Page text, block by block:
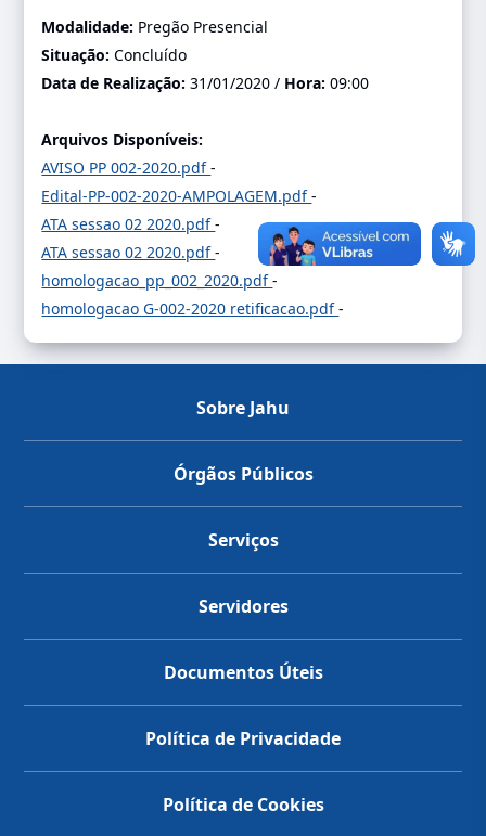
Modalidade: Pregão Presencial
Situação:Concluído
Data de Realização:31/01/2020 / Hora:09:00
Arquivos Disponíveis:
AVISO PP 002-2020.pdf-
Edital-PP-002-2020-AMPOLAGEM.pdf-
ATA sessao 02 2020.pdf-
ATA sessao 02 2020.pdf-
homologacao_pp_002_2020.pdf-
homologacao G-002-2020 retificacao.pdf-
Sobre Jahu
Órgãos Públicos
Serviços
Servidores
Documentos Úteis
Política de Privacidade
Política de Cookies